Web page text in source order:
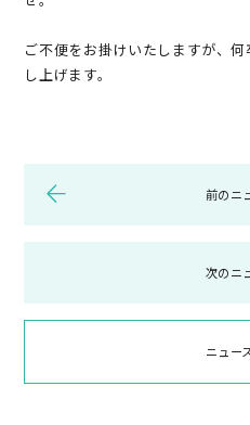
ご不便をお掛けいたしますが、
し上げます。
前のニ
ニュー
次のニ